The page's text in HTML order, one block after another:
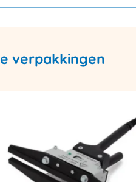
verpakkingen